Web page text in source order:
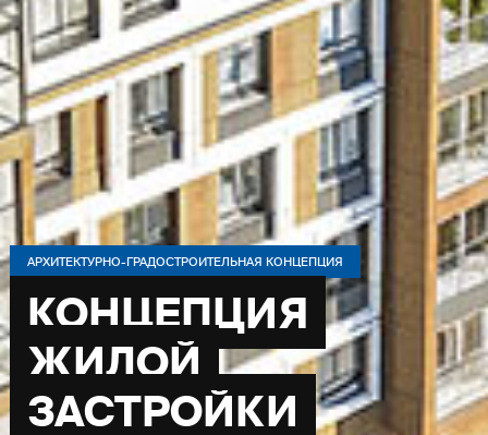
АРХИТЕКТУРНО-ГРАДОСТРОИТЕЛЬНАЯ КОНЦЕПЦИЯ
КОНЦЕПЦИЯ
ЖИЛОЙ
ЗАСТРОЙКИ